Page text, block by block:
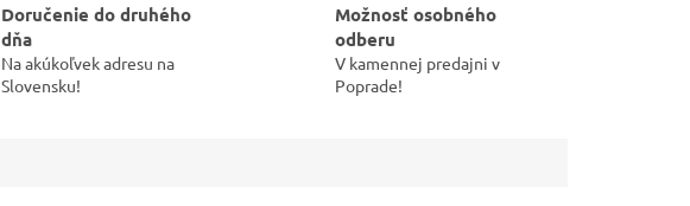
Doručenie do druhého
dňa
Na akúkoľvek adresu na
Slovensku!
Možnosť osobného
odberu
V kamennej predajni v
Poprade!